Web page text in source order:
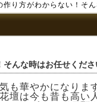
作り方がわからない！そ
んな時はお任せくださ
も華やかになりま
壇は今も昔も高い